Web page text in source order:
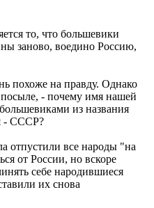
то, что большевики
заново, воедино Россию,
похоже на правду. Однако
посыле, - почему имя нашей
из названия
- СССР?
отпустили все народы "на
от России, но вскоре
себе народившиеся
их снова